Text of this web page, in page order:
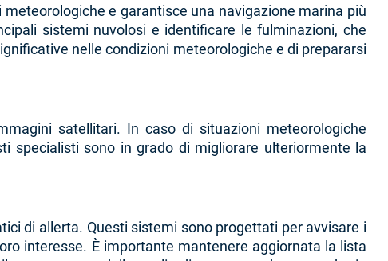
e garantisce una navigazione marina più
sistemi nuvolosi e identificare le fulminazioni, che
nelle condizioni meteorologiche e di prepararsi
satellitari. In caso di situazioni meteorologiche
specialisti sono in grado di migliorare ulteriormente la
di allerta. Questi sistemi sono progettati per avvisare i
interesse. È importante mantenere aggiornata la lista